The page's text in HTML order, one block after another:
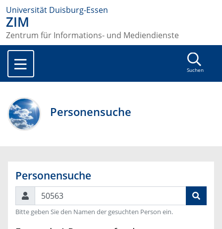
Universität Duisburg-Essen
ZIM
Zentrum für Informations- und Mediendienste
Suchen
Personensuche
Personensuche
Suchen
Bitte geben Sie den Namen der gesuchten Person ein.